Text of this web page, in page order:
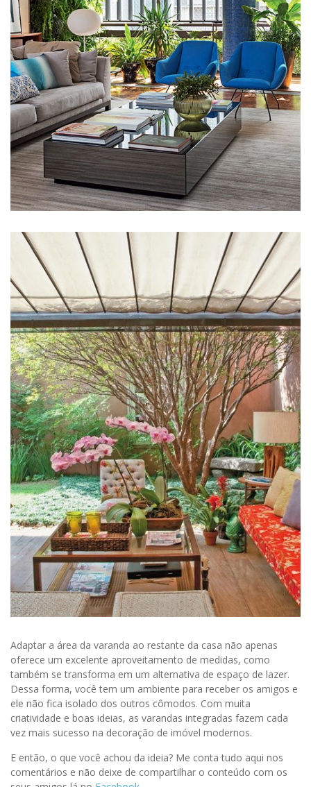
Adaptar a área da varanda ao restante da casa não apenas
oferece um excelente aproveitamento de medidas, como
também se transforma em um alternativa de espaço de lazer.
Dessa forma, você tem um ambiente para receber os amigos e
ele não fica isolado dos outros cômodos. Com muita
criatividade e boas ideias, as varandas integradas fazem cada
vez mais sucesso na decoração de imóvel modernos.
E então, o que você achou da ideia? Me conta tudo aqui nos
comentários e não deixe de compartilhar o conteúdo com os